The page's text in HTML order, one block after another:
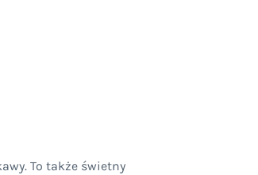
To także świetny